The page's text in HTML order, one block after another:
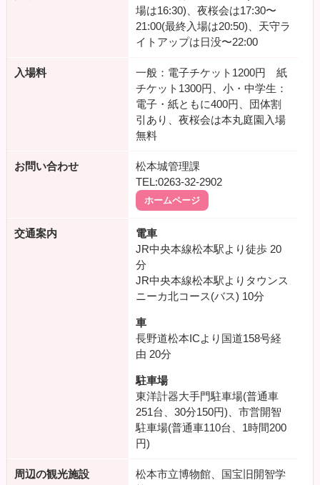
場は16:30)、夜桜会は17:30〜
21:00(最終入場は20:50)、天守ラ
イトアップは日没〜22:00
入場料
一般：電子チケット1200円 紙
チケット1300円、小・中学生：
電子・紙ともに400円、団体割
引あり、夜桜会は本丸庭園入場
無料
お問い合わせ
松本城管理課
TEL:0263-32-2902
ホームページ
交通案内
電車
JR中央本線松本駅より徒歩 20
分
JR中央本線松本駅よりタウンス
ニーカ北コース(バス) 10分
車
長野道松本ICより国道158号経
由 20分
駐車場
東洋計器大手門駐車場(普通車
251台、30分150円)、市営開智
駐車場(普通車110台、1時間200
円)
周辺の観光施設
松本市立博物館、国宝旧開智学